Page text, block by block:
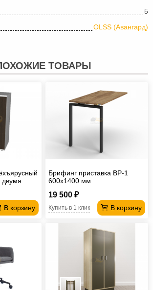
5
OLSS (Авангард)
ТОВАРЫ
двумя
В корзину
Брифинг приставка BP-1
600х1400 мм
19 500 ₽
В корзину
Купить в 1 клик